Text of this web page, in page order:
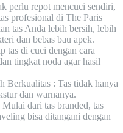
perlu repot mencuci sendiri,
profesional di The Paris
tas Anda lebih bersih, lebih
dan bebas bau apek.
tas di cuci dengan cara
tingkat noda agar hasil
Berkualitas : Tas tidak hanya
dan warnanya.
dari tas branded, tas
bisa ditangani dengan